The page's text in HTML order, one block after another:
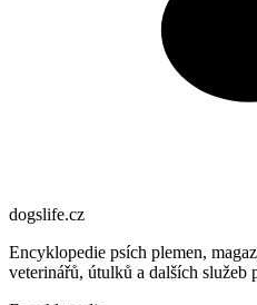
dogslife.cz
Encyklopedie psích plemen,
veterinářů, útulků a dalších služeb